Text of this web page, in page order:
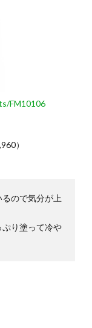
FM10106
）
ので気分が上
り塗って冷や